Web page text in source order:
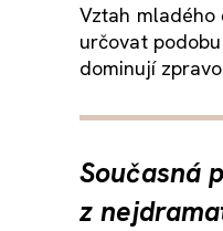
Vztah
určovat
dominují
Současná
z